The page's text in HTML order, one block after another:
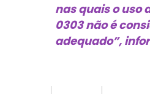
nas quais o uso
0303 não é
adequado”,